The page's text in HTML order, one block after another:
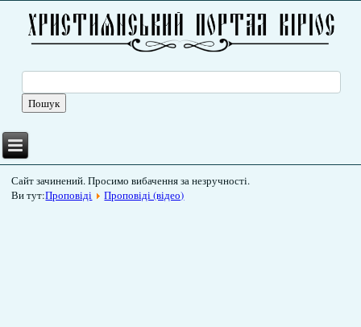
Сайт зачинений. Просимо вибачення за незручності.
Ви тут:Проповіді Проповіді (відео)